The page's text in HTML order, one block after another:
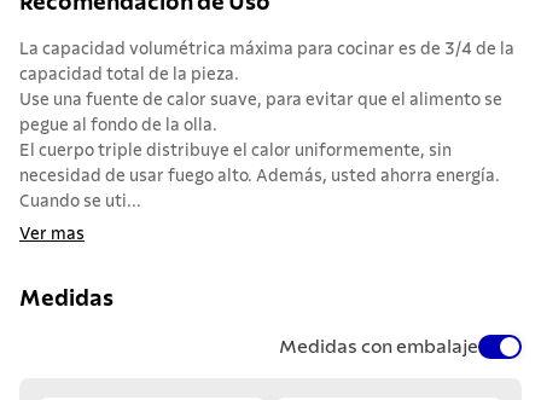
La capacidad volumétrica máxima para cocinar es de 3/4 de la
capacidad total de la pieza.
Use una fuente de calor suave, para evitar que el alimento se
pegue al fondo de la olla.
El cuerpo triple distribuye el calor uniformemente, sin
necesidad de usar fuego alto. Además, usted ahorra energía.
Cuando se uti...
Ver mas
Medidas
Medidas con embalaje